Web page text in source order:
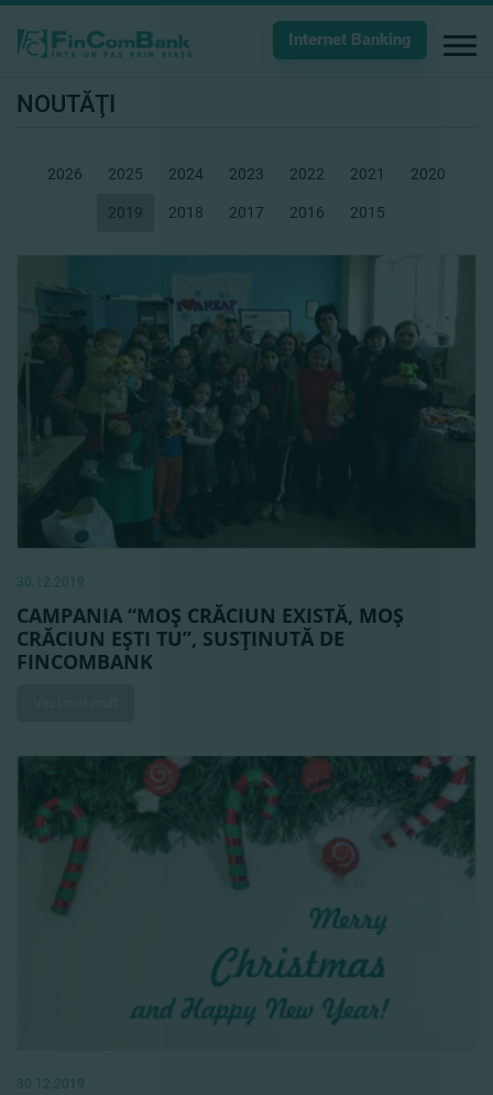
Internet Banking
NOUTĂŢI
2026 2025 2024 2023 2022 2021 2020
2019 2018 2017 2016 2015
30.12.2019
CAMPANIA “MOŞ CRĂCIUN EXISTĂ, MOŞ
CRĂCIUN EŞTI TU”, SUSŢINUTĂ DE
FINCOMBANK
30.12.2019